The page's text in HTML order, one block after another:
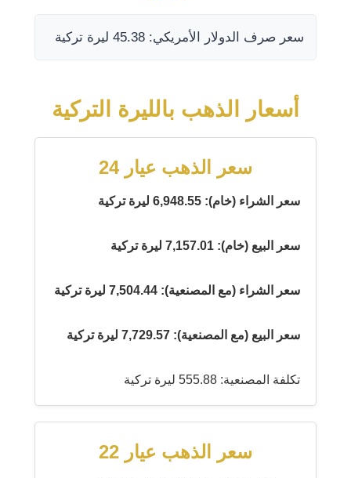
سعر صرف الدولار الأمريكي: 45.38 ليرة تركية
أسعار الذهب بالليرة التركية
سعر الذهب عيار 24
سعر الشراء (خام): 6,948.55 ليرة تركية
سعر البيع (خام): 7,157.01 ليرة تركية
سعر الشراء (مع المصنعية): 7,504.44 ليرة تركية
سعر البيع (مع المصنعية): 7,729.57 ليرة تركية
تكلفة المصنعية: 555.88 ليرة تركية
سعر الذهب عيار 22